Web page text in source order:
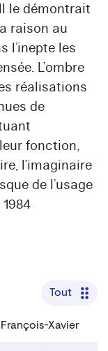
le démontrait
raison au
l’inepte les
L’ombre
réalisations
de
fonction,
l’imaginaire
de l’usage
Tout
Xavier